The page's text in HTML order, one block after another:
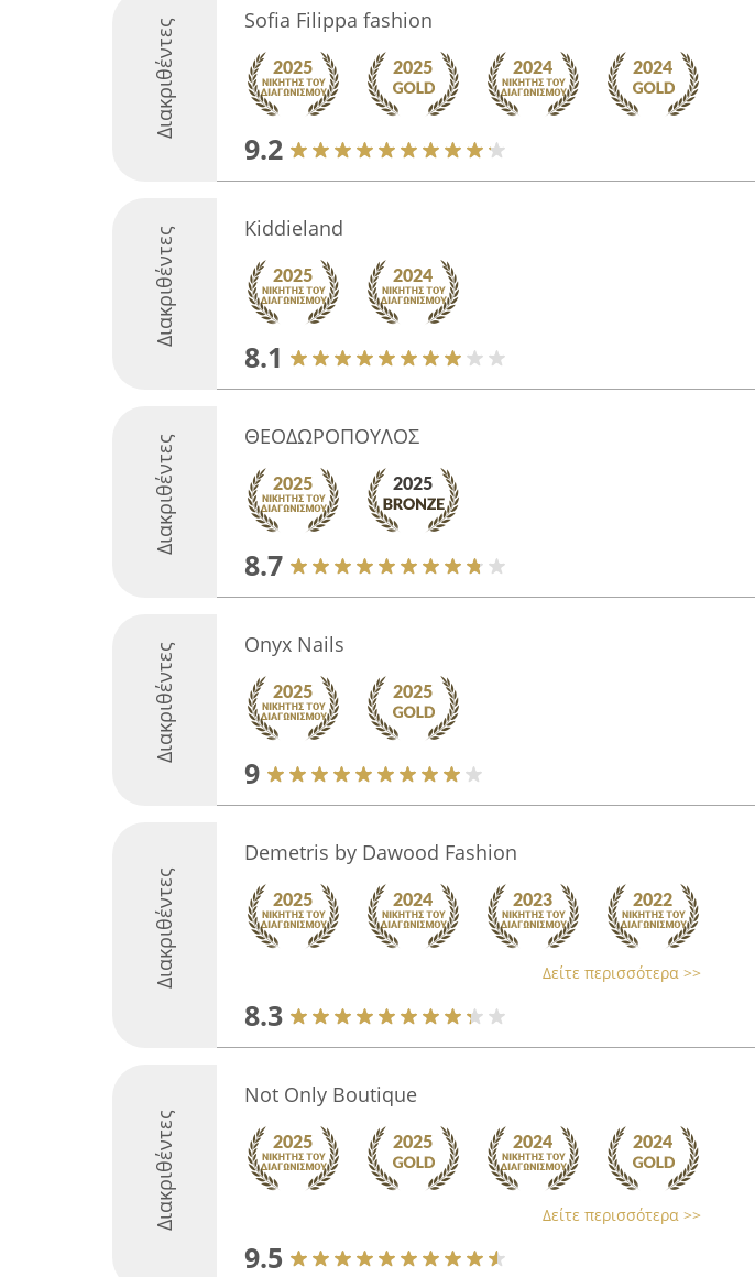
Διακριθέντες Sofia Filippa fashion
9.2
Διακριθέντες Kiddieland
8.1
Διακριθέντες ΘΕΟΔΩΡΟΠΟΥΛΟΣ
8.7
Διακριθέντες Onyx Nails
9
Διακριθέντες
Demetris by Dawood Fashion
Δείτε περισσότερα >>
8.3
Διακριθέντες
Not Only Boutique
Δείτε περισσότερα >>
9.5